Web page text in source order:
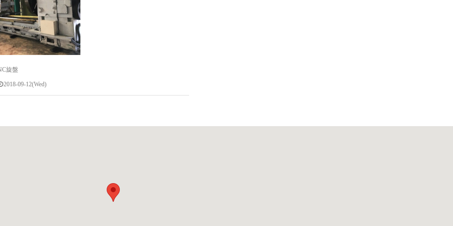
旋盤
2018-09-12(Wed)